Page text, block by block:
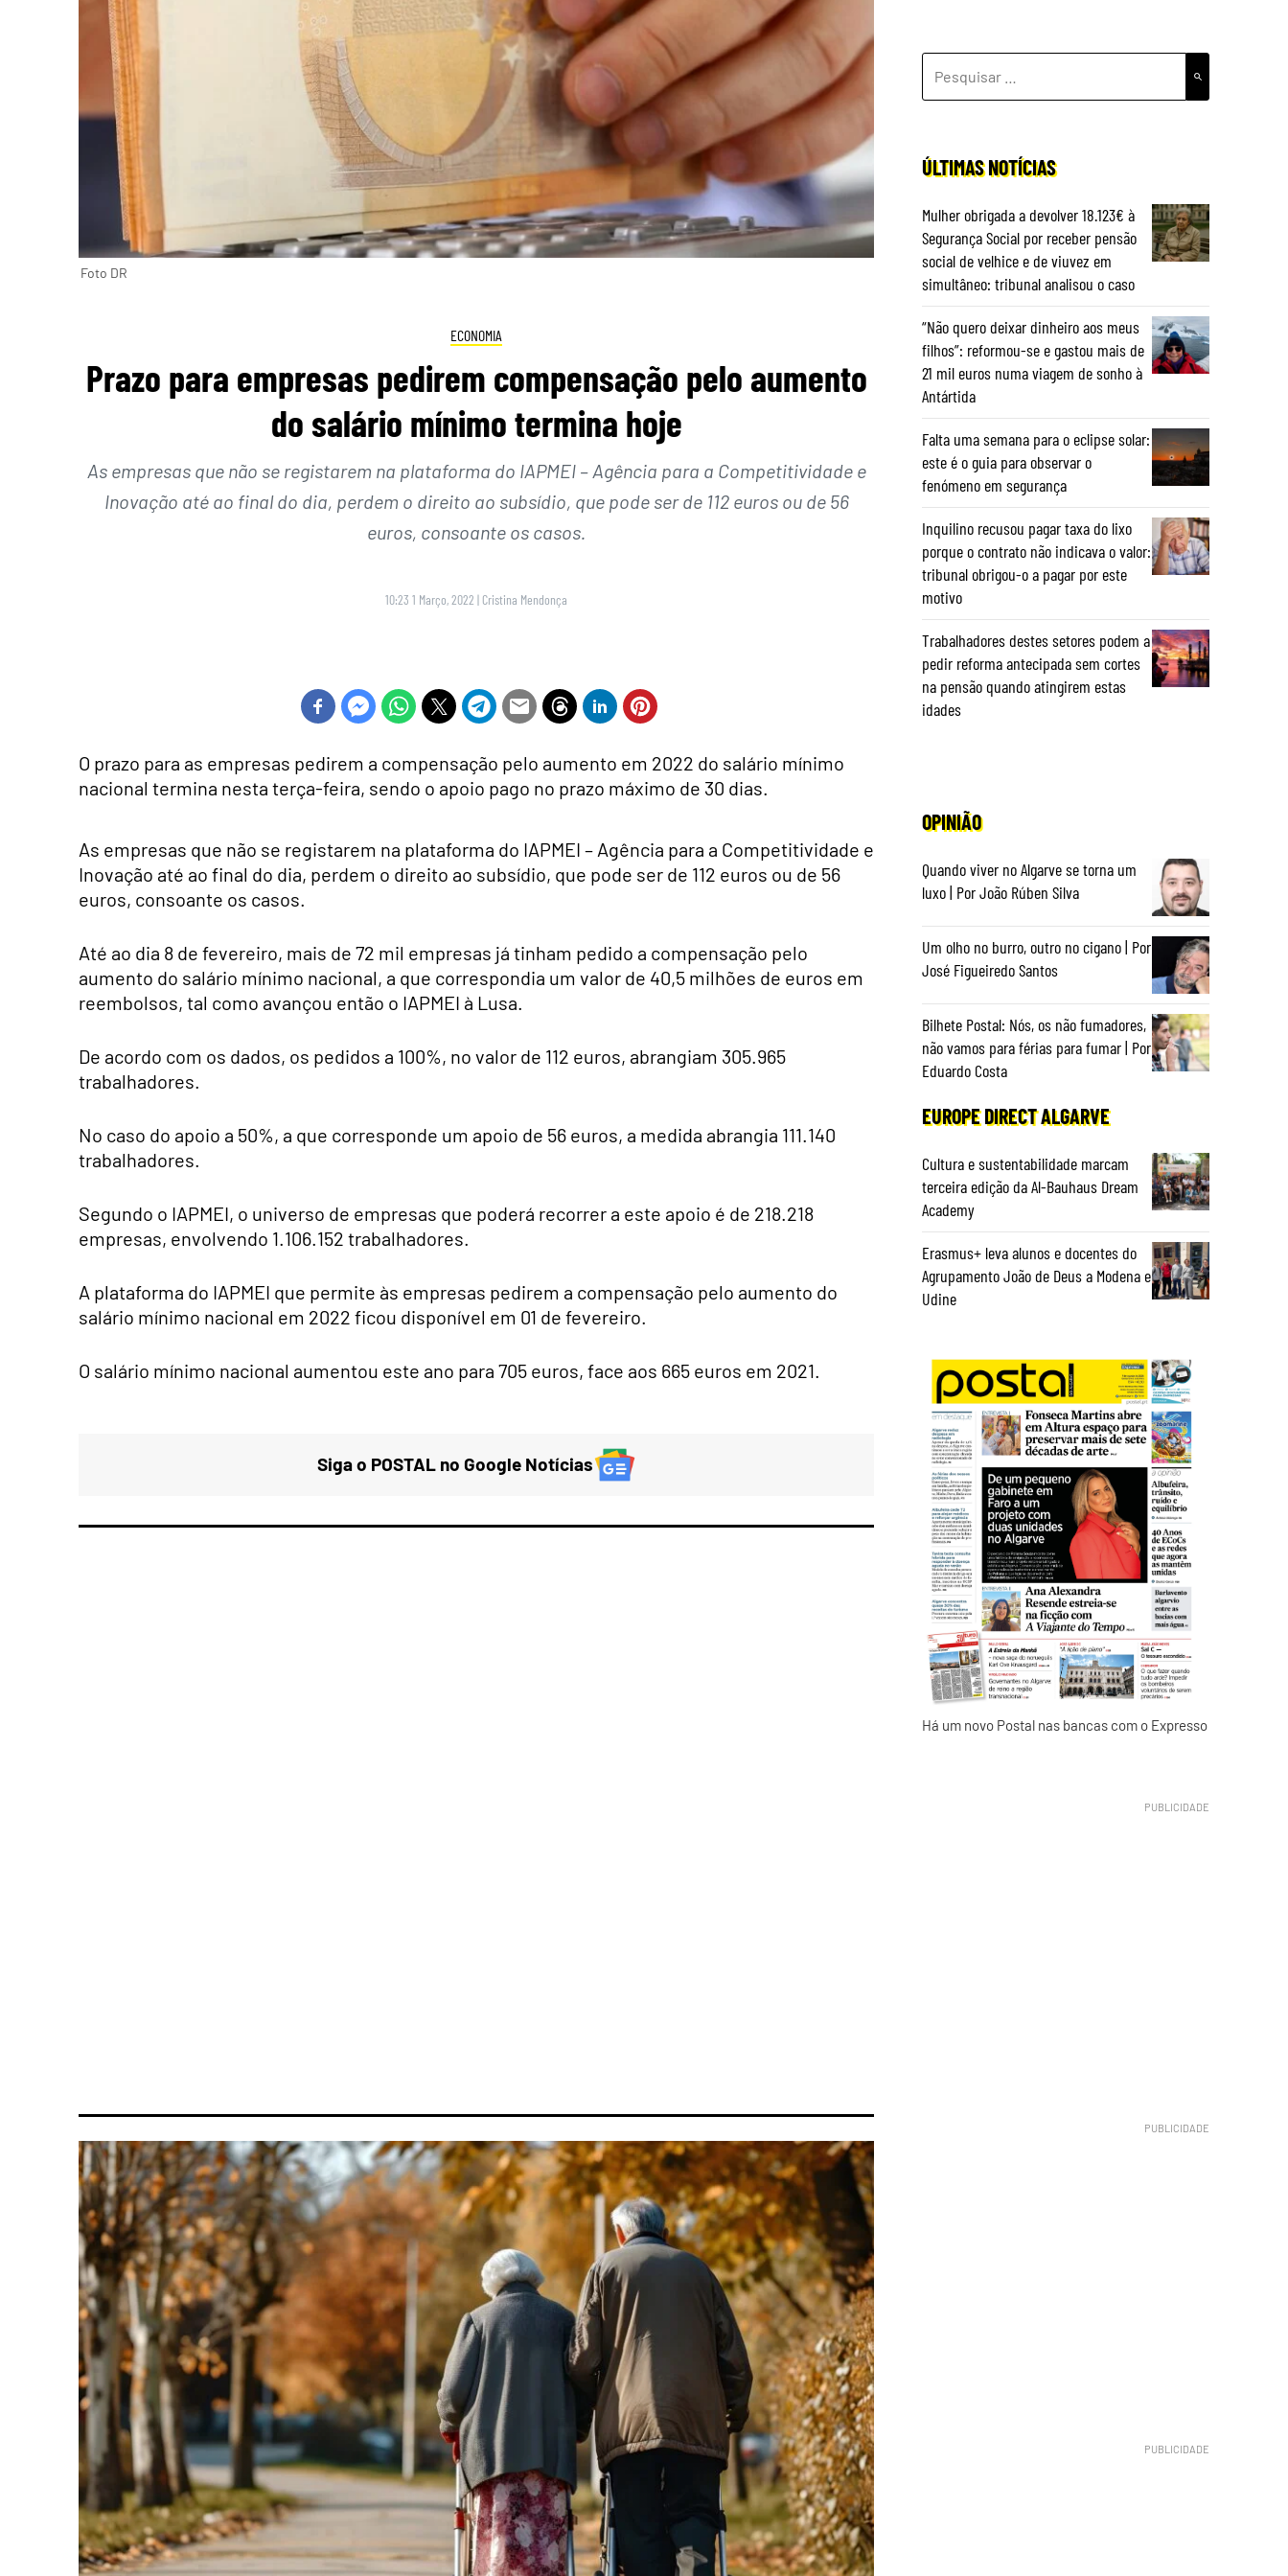
Foto DR
ECONOMIA
Prazo para empresas pedirem compensação pelo aumento
do salário mínimo termina hoje
As empresas que não se registarem na plataforma do IAPMEI – Agência para a Competitividade e
Inovação até ao final do dia, perdem o direito ao subsídio, que pode ser de 112 euros ou de 56
euros, consoante os casos.
10:23 1 Março, 2022 | Cristina Mendonça
O prazo para as empresas pedirem a compensação pelo aumento em 2022 do salário mínimo
nacional termina nesta terça-feira, sendo o apoio pago no prazo máximo de 30 dias.
As empresas que não se registarem na plataforma do IAPMEI – Agência para a Competitividade e
Inovação até ao final do dia, perdem o direito ao subsídio, que pode ser de 112 euros ou de 56
euros, consoante os casos.
Até ao dia 8 de fevereiro, mais de 72 mil empresas já tinham pedido a compensação pelo
aumento do salário mínimo nacional, a que correspondia um valor de 40,5 milhões de euros em
reembolsos, tal como avançou então o IAPMEI à Lusa.
De acordo com os dados, os pedidos a 100%, no valor de 112 euros, abrangiam 305.965
trabalhadores.
No caso do apoio a 50%, a que corresponde um apoio de 56 euros, a medida abrangia 111.140
trabalhadores.
Segundo o IAPMEI, o universo de empresas que poderá recorrer a este apoio é de 218.218
empresas, envolvendo 1.106.152 trabalhadores.
A plataforma do IAPMEI que permite às empresas pedirem a compensação pelo aumento do
salário mínimo nacional em 2022 ficou disponível em 01 de fevereiro.
O salário mínimo nacional aumentou este ano para 705 euros, face aos 665 euros em 2021.
Siga o POSTAL no Google Notícias
POR:
ÚLTIMAS NOTÍCIAS
Mulher obrigada a devolver 18.123€ à
Segurança Social por receber pensão
social de velhice e de viuvez em
simultâneo: tribunal analisou o caso
“Não quero deixar dinheiro aos meus
filhos”: reformou-se e gastou mais de
21 mil euros numa viagem de sonho à
Antártida
Falta uma semana para o eclipse solar:
este é o guia para observar o
fenómeno em segurança
Inquilino recusou pagar taxa do lixo
porque o contrato não indicava o valor:
tribunal obrigou-o a pagar por este
motivo
Trabalhadores destes setores podem a
pedir reforma antecipada sem cortes
na pensão quando atingirem estas
idades
OPINIÃO
Quando viver no Algarve se torna um
luxo | Por João Rúben Silva
Um olho no burro, outro no cigano | Por
José Figueiredo Santos
Bilhete Postal: Nós, os não fumadores,
não vamos para férias para fumar | Por
Eduardo Costa
EUROPE DIRECT ALGARVE
Cultura e sustentabilidade marcam
terceira edição da Al-Bauhaus Dream
Academy
Erasmus+ leva alunos e docentes do
Agrupamento João de Deus a Modena e
Udine
Há um novo Postal nas bancas com o Expresso